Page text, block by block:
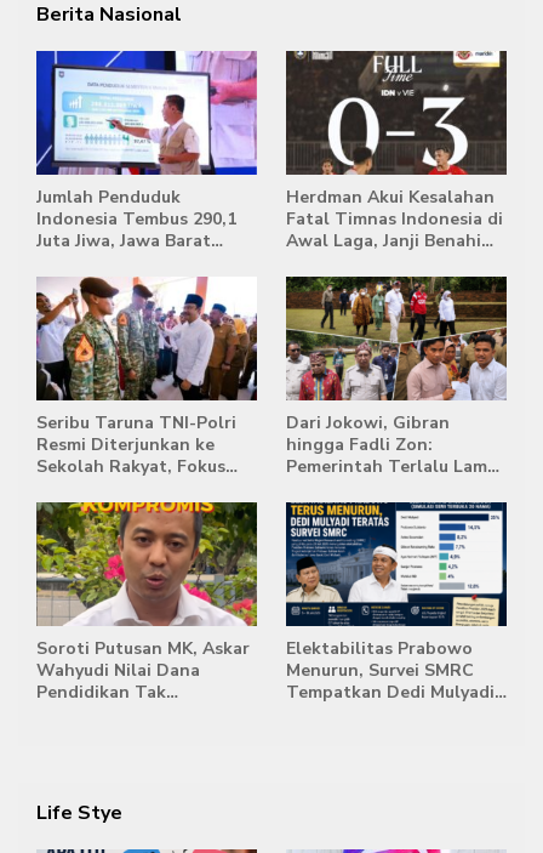
Berita Nasional
Jumlah Penduduk
Indonesia Tembus 290,1
Juta Jiwa, Jawa Barat
Terpadat
Herdman Akui Kesalahan
Fatal Timnas Indonesia di
Awal Laga, Janji Benahi
Singapura
Seribu Taruna TNI-Polri
Resmi Diterjunkan ke
Sekolah Rakyat, Fokus
Kemandirian Siswa
Dari Jokowi, Gibran
hingga Fadli Zon:
Pemerintah Terlalu Lama
Stockpile Batu Bara Masih
Mengepung Candi Muaro
Jambi
Soroti Putusan MK, Askar
Wahyudi Nilai Dana
Pendidikan Tak
Elektabilitas Prabowo
Menurun, Survei SMRC
Tempatkan Dedi Mulyadi
Life Stye